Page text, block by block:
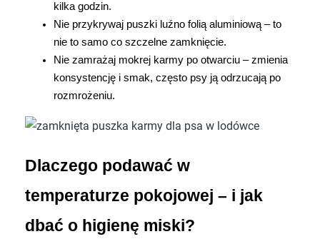
kilka godzin.
Nie przykrywaj puszki luźno folią aluminiową – to
nie to samo co szczelne zamknięcie.
Nie zamrażaj mokrej karmy po otwarciu – zmienia
konsystencję i smak, często psy ją odrzucają po
rozmrożeniu.
Dlaczego podawać w
temperaturze pokojowej – i jak
dbać o higienę miski?